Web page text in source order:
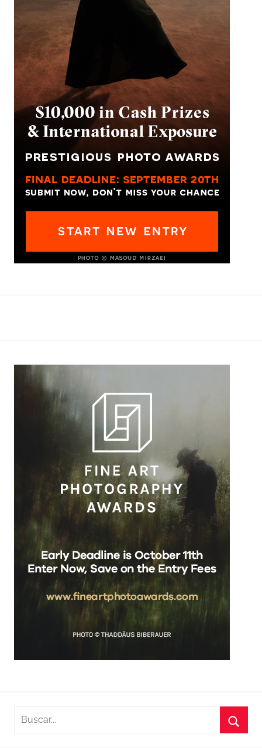
Buscar: